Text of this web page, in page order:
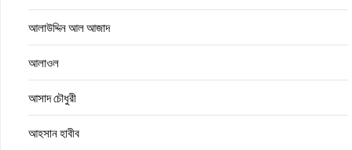
আলাউদ্দিন আল আজাদ
আলাওল
আসাদ চৌধুরী
আহসান হাবীব